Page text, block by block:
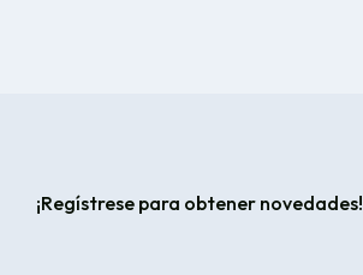
¡Regístrese para obtener novedades!